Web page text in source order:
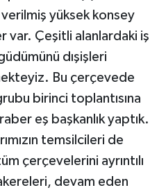
verilmiş yüksek konsey
var. Çeşitli alanlardaki iş
dışişleri
Bu çerçevede
birinci toplantısına
eş başkanlık yaptık.
temsilcileri de
çerçevelerini ayrıntılı
devam eden